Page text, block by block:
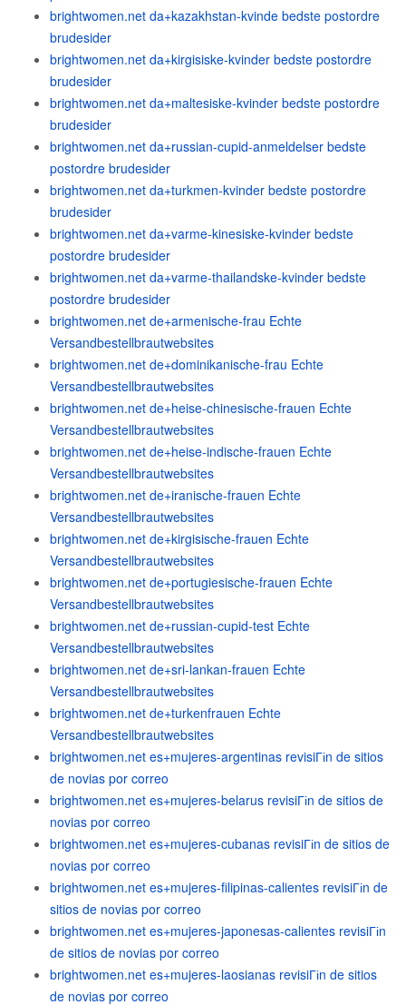
brightwomen.net da+kazakhstan-kvinde bedste postordre
brudesider
brightwomen.net da+kirgisiske-kvinder bedste postordre
brudesider
brightwomen.net da+maltesiske-kvinder bedste postordre
brudesider
brightwomen.net da+russian-cupid-anmeldelser bedste
postordre brudesider
brightwomen.net da+turkmen-kvinder bedste postordre
brudesider
brightwomen.net da+varme-kinesiske-kvinder bedste
postordre brudesider
brightwomen.net da+varme-thailandske-kvinder bedste
postordre brudesider
brightwomen.net de+armenische-frau Echte
Versandbestellbrautwebsites
brightwomen.net de+dominikanische-frau Echte
Versandbestellbrautwebsites
brightwomen.net de+heise-chinesische-frauen Echte
Versandbestellbrautwebsites
brightwomen.net de+heise-indische-frauen Echte
Versandbestellbrautwebsites
brightwomen.net de+iranische-frauen Echte
Versandbestellbrautwebsites
brightwomen.net de+kirgisische-frauen Echte
Versandbestellbrautwebsites
brightwomen.net de+portugiesische-frauen Echte
Versandbestellbrautwebsites
brightwomen.net de+russian-cupid-test Echte
Versandbestellbrautwebsites
brightwomen.net de+sri-lankan-frauen Echte
Versandbestellbrautwebsites
brightwomen.net de+turkenfrauen Echte
Versandbestellbrautwebsites
brightwomen.net es+mujeres-argentinas revisiГіn de sitios
de novias por correo
brightwomen.net es+mujeres-belarus revisiГіn de sitios de
novias por correo
brightwomen.net es+mujeres-cubanas revisiГіn de sitios de
novias por correo
brightwomen.net es+mujeres-filipinas-calientes revisiГіn de
sitios de novias por correo
brightwomen.net es+mujeres-japonesas-calientes revisiГіn
de sitios de novias por correo
brightwomen.net es+mujeres-laosianas revisiГіn de sitios
de novias por correo